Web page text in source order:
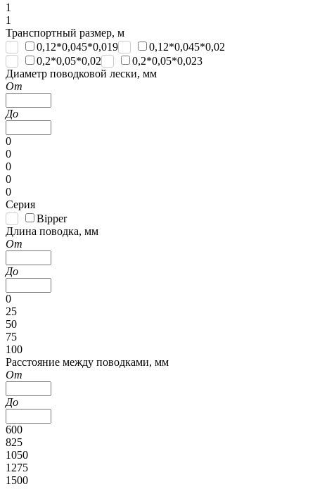
1
1
Транспортный размер, м
0,12*0,045*0,019
0,12*0,045*0,02
0,2*0,05*0,02
0,2*0,05*0,023
Диаметр поводковой лески, мм
От
До
0
0
0
0
0
Серия
Bipper
Длина поводка, мм
От
До
0
25
50
75
100
Расстояние между поводками, мм
От
До
600
825
1050
1275
1500